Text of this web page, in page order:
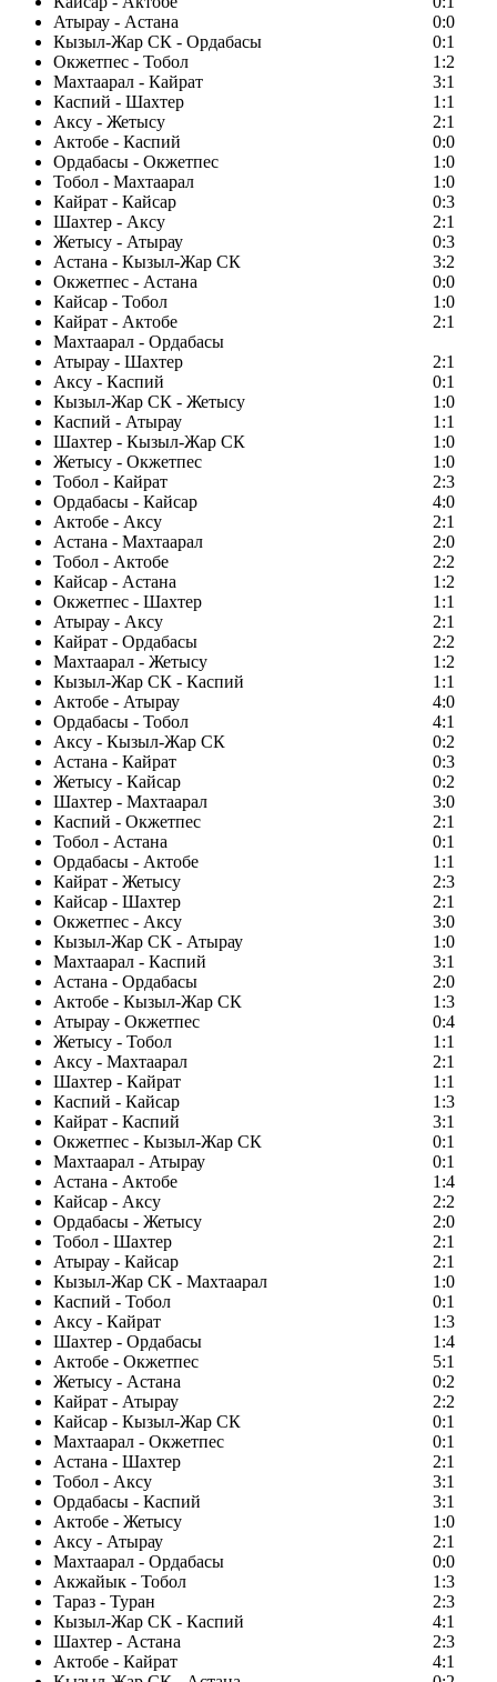
Атырау - Астана
0:0
Кызыл-Жар СК - Ордабасы
0:1
Окжетпес - Тобол
1:2
Махтаарал - Кайрат
3:1
Каспий - Шахтер
1:1
Аксу - Жетысу
2:1
Актобе - Каспий
0:0
Ордабасы - Окжетпес
1:0
Тобол - Махтаарал
1:0
Кайрат - Кайсар
0:3
Шахтер - Аксу
2:1
Жетысу - Атырау
0:3
Астана - Кызыл-Жар СК
3:2
Окжетпес - Астана
0:0
Кайсар - Тобол
1:0
Кайрат - Актобе
2:1
Махтаарал - Ордабасы
Атырау - Шахтер
2:1
Аксу - Каспий
0:1
Кызыл-Жар СК - Жетысу
1:0
Каспий - Атырау
1:1
Шахтер - Кызыл-Жар СК
1:0
Жетысу - Окжетпес
1:0
Тобол - Кайрат
2:3
Ордабасы - Кайсар
4:0
Актобе - Аксу
2:1
Астана - Махтаарал
2:0
Тобол - Актобе
2:2
Кайсар - Астана
1:2
Окжетпес - Шахтер
1:1
Атырау - Аксу
2:1
Кайрат - Ордабасы
2:2
Махтаарал - Жетысу
1:2
Кызыл-Жар СК - Каспий
1:1
Актобе - Атырау
4:0
Ордабасы - Тобол
4:1
Аксу - Кызыл-Жар СК
0:2
Астана - Кайрат
0:3
Жетысу - Кайсар
0:2
Шахтер - Махтаарал
3:0
Каспий - Окжетпес
2:1
Тобол - Астана
0:1
Ордабасы - Актобе
1:1
Кайрат - Жетысу
2:3
Кайсар - Шахтер
2:1
Окжетпес - Аксу
3:0
Кызыл-Жар СК - Атырау
1:0
Махтаарал - Каспий
3:1
Астана - Ордабасы
2:0
Актобе - Кызыл-Жар СК
1:3
Атырау - Окжетпес
0:4
Жетысу - Тобол
1:1
Аксу - Махтаарал
2:1
Шахтер - Кайрат
1:1
Каспий - Кайсар
1:3
Кайрат - Каспий
3:1
Окжетпес - Кызыл-Жар СК
0:1
Махтаарал - Атырау
0:1
Астана - Актобе
1:4
Кайсар - Аксу
2:2
Ордабасы - Жетысу
2:0
Тобол - Шахтер
2:1
Атырау - Кайсар
2:1
Кызыл-Жар СК - Махтаарал
1:0
Каспий - Тобол
0:1
Аксу - Кайрат
1:3
Шахтер - Ордабасы
1:4
Актобе - Окжетпес
5:1
Жетысу - Астана
0:2
Кайрат - Атырау
2:2
Кайсар - Кызыл-Жар СК
0:1
Махтаарал - Окжетпес
0:1
Астана - Шахтер
2:1
Тобол - Аксу
3:1
Ордабасы - Каспий
3:1
Актобе - Жетысу
1:0
Аксу - Атырау
2:1
Махтаарал - Ордабасы
0:0
Акжайык - Тобол
1:3
Тараз - Туран
2:3
Кызыл-Жар СК - Каспий
4:1
Шахтер - Астана
2:3
Актобе - Кайрат
4:1